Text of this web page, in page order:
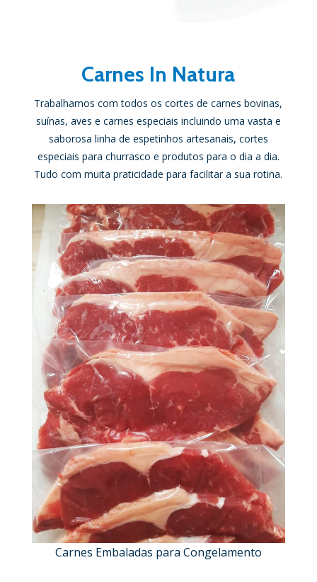
Carnes In Natura
Trabalhamos com todos os cortes de carnes bovinas,
suínas, aves e carnes especiais incluindo uma vasta e
saborosa linha de espetinhos artesanais, cortes
especiais para churrasco e produtos para o dia a dia.
Tudo com muita praticidade para facilitar a sua rotina.
Carnes Embaladas para Congelamento